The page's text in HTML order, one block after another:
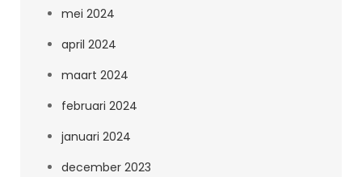
mei 2024
april 2024
maart 2024
februari 2024
januari 2024
december 2023